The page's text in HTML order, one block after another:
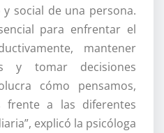
social de una persona.
para enfrentar el
mantener
y tomar decisiones
cómo pensamos,
frente a las diferentes
explicó la psicóloga